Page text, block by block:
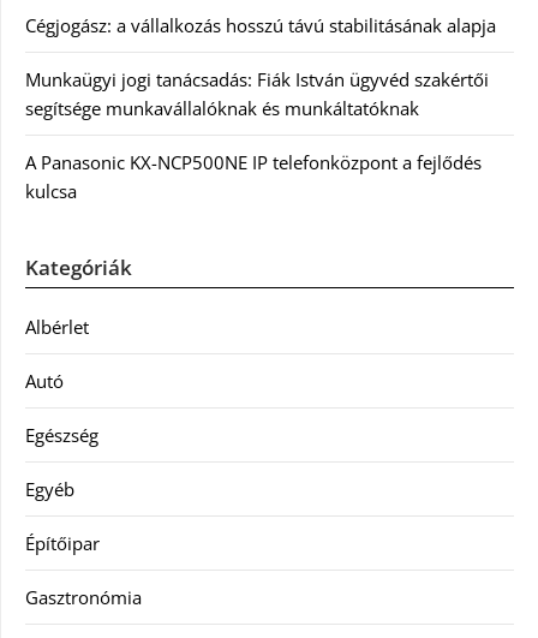
Cégjogász: a vállalkozás hosszú távú stabilitásának alapja
Munkaügyi jogi tanácsadás: Fiák István ügyvéd szakértői
segítsége munkavállalóknak és munkáltatóknak
A Panasonic KX-NCP500NE IP telefonközpont a fejlődés
kulcsa
Kategóriák
Albérlet
Autó
Egészség
Egyéb
Építőipar
Gasztronómia